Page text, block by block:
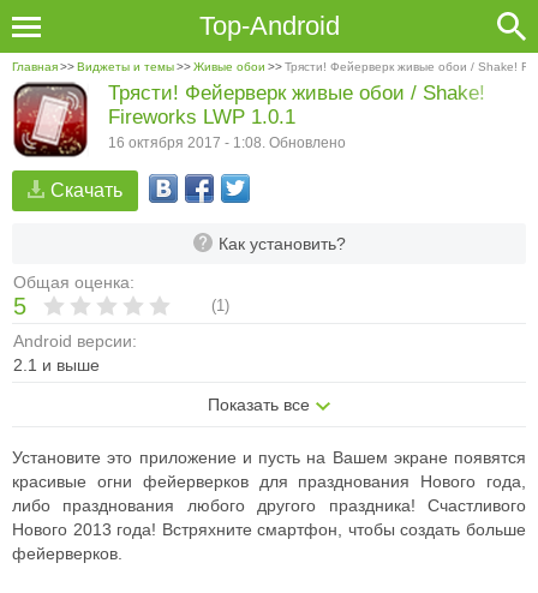
Top-Android
Главная>>Виджеты и темы>>Живые обои >>Трясти! Фейерверк живые обои / Shake!
Скачать
Как установить?
Общая оценка:
5 (1)
Android версии:
2.1 и выше
Показать все
Трясти! Фейерверк живые обои / Shake!
Fireworks LWP 1.0.1
16 октября 2017 - 1:08. Обновлено
Установите это приложение и пусть на Вашем экране появятся
красивые огни фейерверков для празднования Нового года,
либо празднования любого другого праздника! Счастливого
Нового 2013 года! Встряхните смартфон, чтобы создать больше
фейерверков.